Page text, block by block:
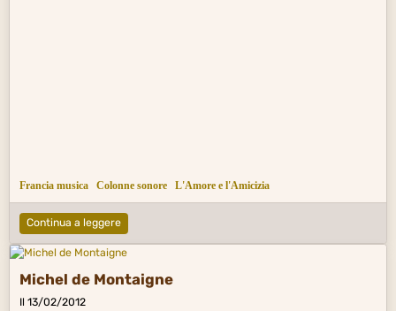
Francia musica Colonne sonore L'Amore e l'Amicizia
Continua a leggere
Michel de Montaigne
Il 13/02/2012